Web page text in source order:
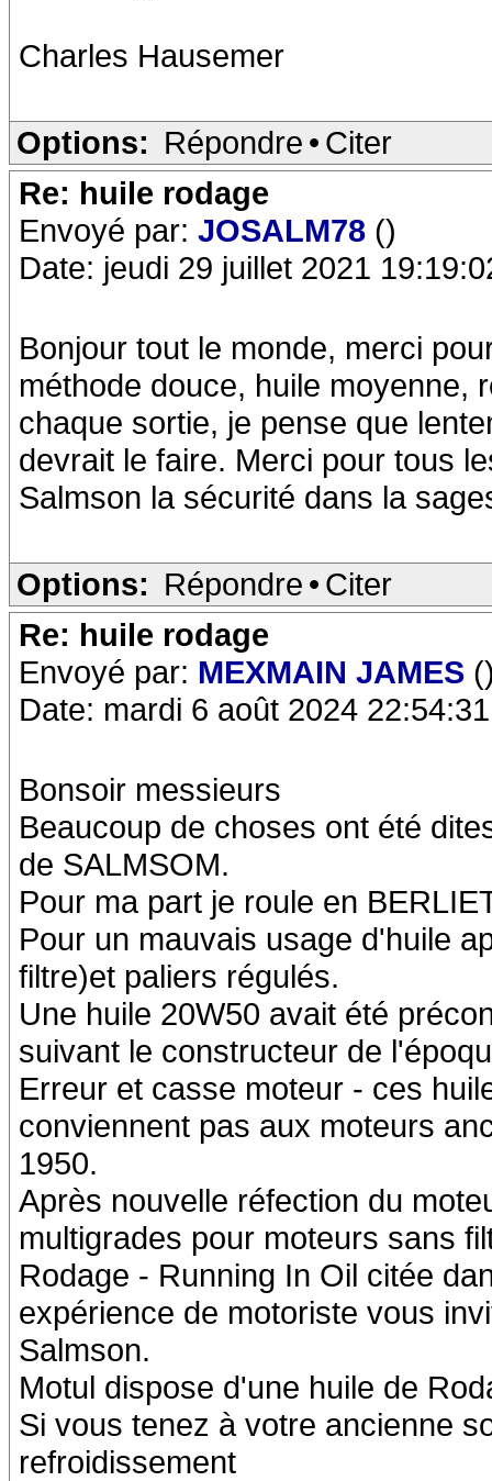
Charles Hausemer
Options: Répondre • Citer
Re: huile rodage
Envoyé par: JOSALM78 ()
Date: jeudi 29 juillet 2021
Bonjour tout le monde, merci
méthode douce, huile moyenne,
chaque sortie, je pense que
devrait le faire. Merci pour tous
Salmson la sécurité dans la
Options: Répondre • Citer
Re: huile rodage
Envoyé par: MEXMAIN JAMES
Date: mardi 6 août 2024 22:54:31
Bonsoir messieurs
Beaucoup de choses ont été
de SALMSOM.
Pour ma part je roule en
Pour un mauvais usage d'huile
filtre)et paliers régulés.
Une huile 20W50 avait été
suivant le constructeur de
Erreur et casse moteur - ces
conviennent pas aux moteurs
1950.
Après nouvelle réfection du
multigrades pour moteurs sans
Rodage - Running In Oil citée
expérience de motoriste vous
Salmson.
Motul dispose d'une huile de
Si vous tenez à votre ancienne
refroidissement